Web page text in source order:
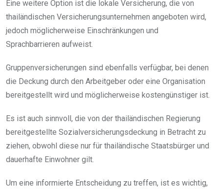
Eine weitere Option ist die lokale Versicherung, die von
thailändischen Versicherungsunternehmen angeboten wird,
jedoch möglicherweise Einschränkungen und
Sprachbarrieren aufweist.
Gruppenversicherungen sind ebenfalls verfügbar, bei denen
die Deckung durch den Arbeitgeber oder eine Organisation
bereitgestellt wird und möglicherweise kostengünstiger ist.
Es ist auch sinnvoll, die von der thailändischen Regierung
bereitgestellte Sozialversicherungsdeckung in Betracht zu
ziehen, obwohl diese nur für thailändische Staatsbürger und
dauerhafte Einwohner gilt.
Um eine informierte Entscheidung zu treffen, ist es wichtig,